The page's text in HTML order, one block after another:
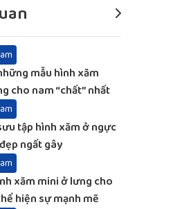
mẫu hình xăm
cho nam “chất” nhất
tập hình xăm ở ngực
ngất gây
xăm mini ở lưng cho
hiện sự mạnh mẽ